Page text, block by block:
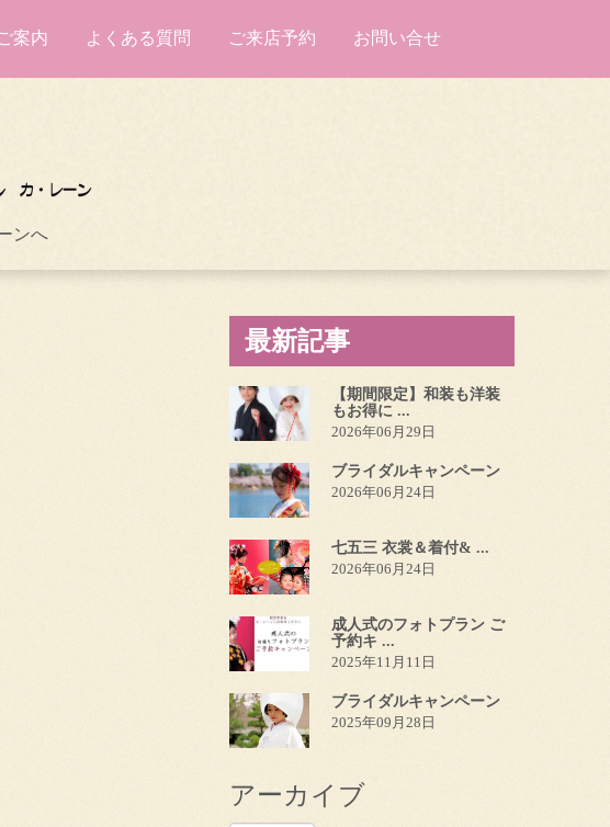
案内 よくある質問 ご来店予約 お問い合せ
ンへ
最新記事
【期間限定】和装も洋装
もお得に ...
2026年06月29日
ブライダルキャンペーン
2026年06月24日
七五三 衣裳＆着付& ...
2026年06月24日
成人式のフォトプラン ご
予約キ ...
2025年11月11日
ブライダルキャンペーン
2025年09月28日
アーカイブ